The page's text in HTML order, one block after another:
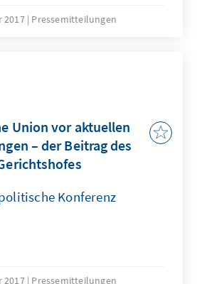
2017 Pressemitteilungen
Union vor aktuellen
– der Beitrag des
Konferenz
2017 Pressemitteilungen